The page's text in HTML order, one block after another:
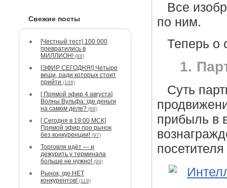
Свежие посты
[Честный тест] 100 000
превратились в
МИЛЛИОН! (88)
[ЭФИР СЕГОДНЯ!] Четыре
вещи, ради которых стоит
прийти (106)
[ Прямой эфир 4 августа]
Волны Вульфа: где деньги
на самом деле? (88)
[ Сегодня в 19:00 МСК]
Прямой эфир про рынок
без конкуренции! (97)
Торговля идёт — и
дежурить у терминала
больше не нужно! (99)
Рынок, где НЕТ
конкурентов! (119)
Все
по ним.
Теперь о
1.
Суть
прибыль в